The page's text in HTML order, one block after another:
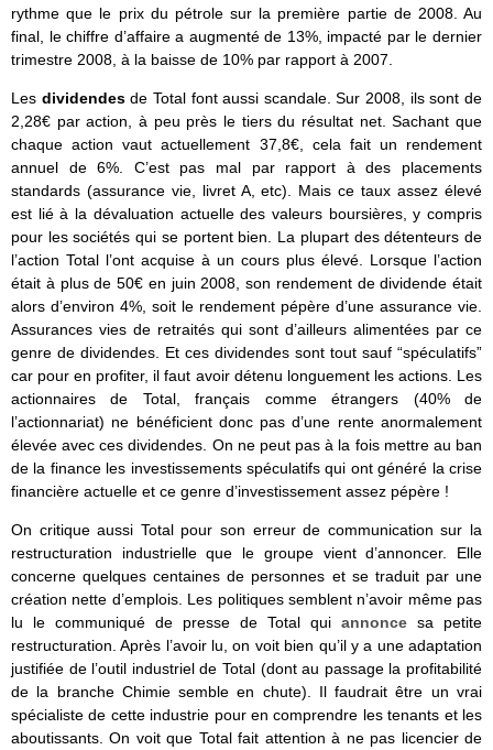
rythme que le prix du pétrole sur la première partie de 2008. Au
final, le chiffre d’affaire a augmenté de 13%, impacté par le dernier
trimestre 2008, à la baisse de 10% par rapport à 2007.
Les dividendesde Total font aussi scandale. Sur 2008, ils sont de
2,28€ par action, à peu près le tiers du résultat net. Sachant que
chaque action vaut actuellement 37,8€, cela fait un rendement
annuel de 6%. C’est pas mal par rapport à des placements
standards (assurance vie, livret A, etc). Mais ce taux assez élevé
est lié à la dévaluation actuelle des valeurs boursières, y compris
pour les sociétés qui se portent bien. La plupart des détenteurs de
l’action Total l’ont acquise à un cours plus élevé. Lorsque l’action
était à plus de 50€ en juin 2008, son rendement de dividende était
alors d’environ 4%, soit le rendement pépère d’une assurance vie.
Assurances vies de retraités qui sont d’ailleurs alimentées par ce
genre de dividendes. Et ces dividendes sont tout sauf “spéculatifs”
car pour en profiter, il faut avoir détenu longuement les actions. Les
actionnaires de Total, français comme étrangers (40% de
l’actionnariat) ne bénéficient donc pas d’une rente anormalement
élevée avec ces dividendes. On ne peut pas à la fois mettre au ban
de la finance les investissements spéculatifs qui ont généré la crise
financière actuelle et ce genre d’investissement assez pépère !
On critique aussi Total pour son erreur de communication sur la
restructuration industrielle que le groupe vient d’annoncer. Elle
concerne quelques centaines de personnes et se traduit par une
création nette d’emplois. Les politiques semblent n’avoir même pas
lu le communiqué de presse de Total qui annonce sa petite
restructuration. Après l’avoir lu, on voit bien qu’il y a une adaptation
justifiée de l’outil industriel de Total (dont au passage la profitabilité
de la branche Chimie semble en chute). Il faudrait être un vrai
spécialiste de cette industrie pour en comprendre les tenants et les
aboutissants. On voit que Total fait attention à ne pas licencier de